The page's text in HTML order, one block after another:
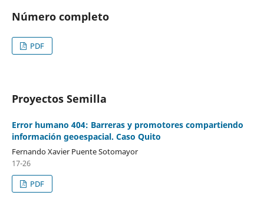
Número completo
PDF
Proyectos Semilla
Error humano 404: Barreras y promotores compartiendo
información geoespacial. Caso Quito
Fernando Xavier Puente Sotomayor
17-26
PDF